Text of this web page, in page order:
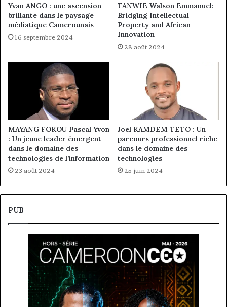
Yvan ANGO : une ascension
brillante dans le paysage
médiatique Camerounais
16 septembre 2024
TANWIE Walson Emmanuel:
Bridging Intellectual
Property and African
Innovation
28 août 2024
MAYANG FOKOU Pascal Yvon
: Un jeune leader émergent
dans le domaine des
technologies de l’information
23 août 2024
Joel KAMDEM TETO : Un
parcours professionnel riche
dans le domaine des
technologies
25 juin 2024
PUB